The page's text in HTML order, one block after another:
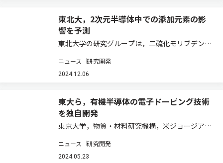
東北大，2次元半導体中での添加元素の影
響を予測
東北大学の研究グループは，二硫化モリブデンに
気特性を，密度汎関数理論に基づく精緻な計算機
シミュレーションにより明らかにした（ニュース
ニュース 研究開発
2024.12.06
東大ら，有機半導体の電子ドーピング技術
を独自開発
東京大学，物質・材料研究機構，米ジョージア工
オンが協奏的に作用する独自の電子ドーピング技
術を開発した（ニュースリリース）。 有機半導体
ニュース 研究開発
2024.05.23